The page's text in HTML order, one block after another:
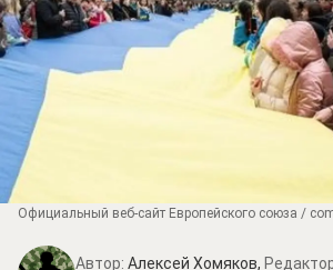
Официальный веб-сайт Европейского союза /
Автор: Алексей Хомяков,